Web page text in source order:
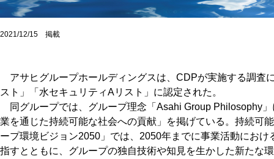
2021/12/15 掲載
アサヒグループホールディングスは、CDPが実施する調査
スト」「水セキュリティAリスト」に認定された。
同グループでは、グループ理念「Asahi Group Philosophy
業を通じた持続可能な社会への貢献」を掲げている。持続可
ープ環境ビジョン2050」では、2050年までに事業活動にお
指すとともに、グループの独自技術や知見を生かした新たな